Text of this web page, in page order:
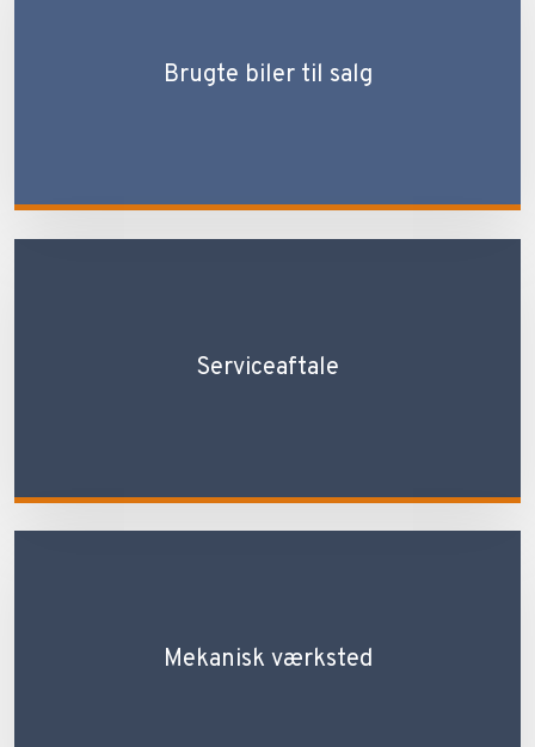
Brugte biler til salg
Serviceaftale
Mekanisk værksted